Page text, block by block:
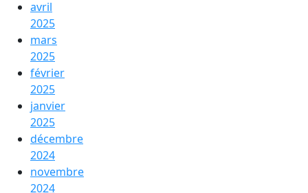
avril
2025
mars
2025
février
2025
janvier
2025
décembre
2024
novembre
2024